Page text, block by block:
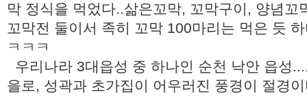
막 정식을 먹었다..삶은꼬막, 꼬막구이, 양념꼬
꼬막전 둘이서 족히 꼬막 100마리는 먹은 듯
ㅋㅋㅋ
우리나라 3대읍성 중 하나인 순천 낙안 읍성
을로, 성곽과 초가집이 어우러진 풍경이 절경